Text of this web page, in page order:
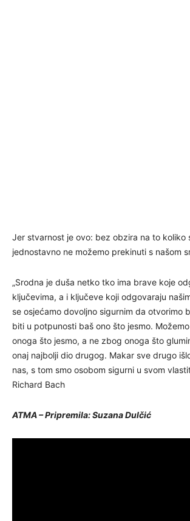
Jer stvarnost je ovo: bez obzira na to koliko
jednostavno ne možemo prekinuti s našom
„Srodna je duša netko tko ima brave koje
ključevima, a i ključeve koji odgovaraju
se osjećamo dovoljno sigurnim da otvorimo
biti u potpunosti baš ono što jesmo.
onoga što jesmo, a ne zbog onoga što
onaj najbolji dio drugog. Makar sve drugo
nas, s tom smo osobom sigurni u svom
Richard Bach
ATMA – Pripremila: Suzana Dulčić